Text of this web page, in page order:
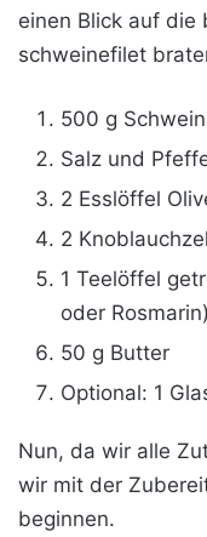
einen Blick auf
schweinefilet
500 g
Salz und
2 Esslöffel
2
1 Teelöffel
oder Rosmarin)
50 g Butter
Optional: 1
Nun, da wir alle
wir mit der
beginnen.